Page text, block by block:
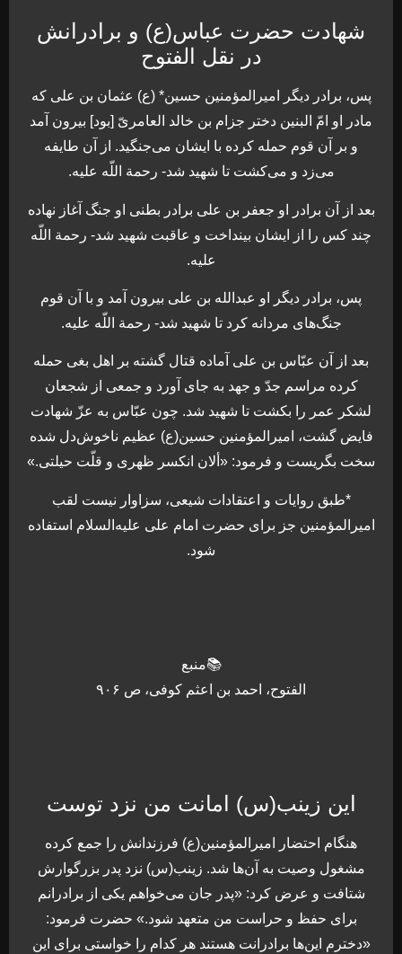
شهادت حضرت عباس(ع) و برادرانش
در نقل الفتوح
پس، برادر ديگر اميرالمؤمنين حسين* (ع) عثمان بن على كه
مادر او امّ البنين دختر جزام بن خالد العامرىّ [بود] بيرون آمد
و بر آن قوم حمله كرده با ايشان مى‏‌جنگید. از آن طايفه
مى‏‌زد و مى‌‏كشت تا شهيد شد- رحمة اللّه عليه.
بعد از آن برادر او جعفر بن على برادر بطنى او جنگ آغاز نهاده
چند كس را از ايشان بينداخت و عاقبت شهيد شد- رحمة اللّه
عليه.
پس، برادر ديگر او عبدالله بن على بيرون آمد و با آن قوم
جنگ‌هاى مردانه كرد تا شهيد شد- رحمة اللّه عليه.
بعد از آن عبّاس بن على آماده قتال گشته بر اهل بغى حمله
كرده مراسم جدّ و جهد به جاى آورد و جمعى از شجعان
لشكر عمر را بكشت تا شهيد شد. چون عبّاس به عزّ شهادت
فايض گشت، اميرالمؤمنين حسين(ع) عظيم ناخوش‌دل شده
سخت بگريست و فرمود: «ألان انكسر ظهرى و قلّت حيلتى.»
*طبق روایات و اعتقادات شیعی، سزاوار نیست لقب
امیرالمؤمنین جز برای حضرت امام علی علیه‌السلام استفاده
شود.
📚منبع
الفتوح، احمد بن اعثم کوفی، ص ۹۰۶
این زینب(س) امانت من نزد توست
هنگام احتضار امیرالمؤمنین(ع) فرزندانش را جمع کرده
مشغول وصیت به آن‌ها شد. زینب(س) نزد پدر بزرگوارش
شتافت و عرض کرد: «پدر جان می‌خواهم یکی از برادرانم
برای حفظ و حراست من متعهد شود.» حضرت فرمود:
«دخترم این‌ها برادرانت هستند هر کدام را خواستی برای این